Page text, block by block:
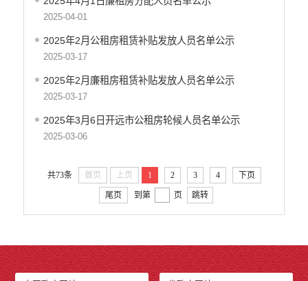
环保督察
行政许可
行政处罚和行政强制
乡村振兴工作信息公开
2025-04-01
2025年2月公租房租赁补贴发放人员名单公示
2025-03-17
2025年2月廉租房租赁补贴发放人员名单公示
2025-03-17
2025年3月6日开远市公租房轮候人员名单公示
2025-03-06
共73条 首页 上页 1 2 3 4 下页
尾页 到第 页 跳转